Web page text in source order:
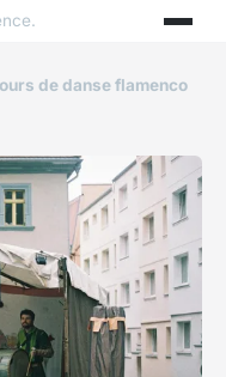
de danse flamenco